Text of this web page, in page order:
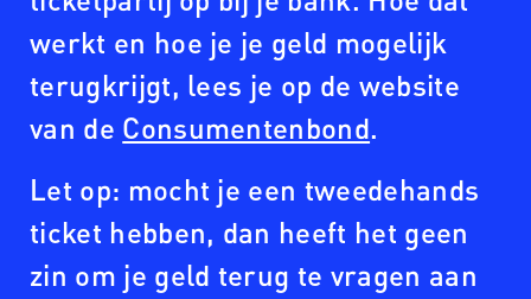
werkt en hoe je je geld mogelijk
terugkrijgt, lees je op de website
van de Consumentenbond.
Let op: mocht je een tweedehands
ticket hebben, dan heeft het geen
zin om je geld terug te vragen aan